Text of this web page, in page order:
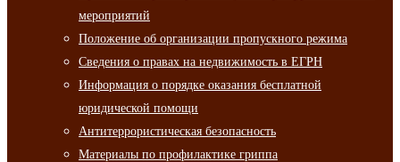
мероприятий
Положение об организации пропускного режима
Сведения о правах на недвижимость в ЕГРН
Информация о порядке оказания бесплатной
юридической помощи
Антитеррористическая безопасность
Материалы по профилактике гриппа